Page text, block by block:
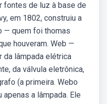
fontes de luz à base de
em 1802, construiu a
— quem foi thomas
houveram. Web —
da lâmpada elétrica
da válvula eletrônica,
(a primeira. Webo
a lâmpada. Ele